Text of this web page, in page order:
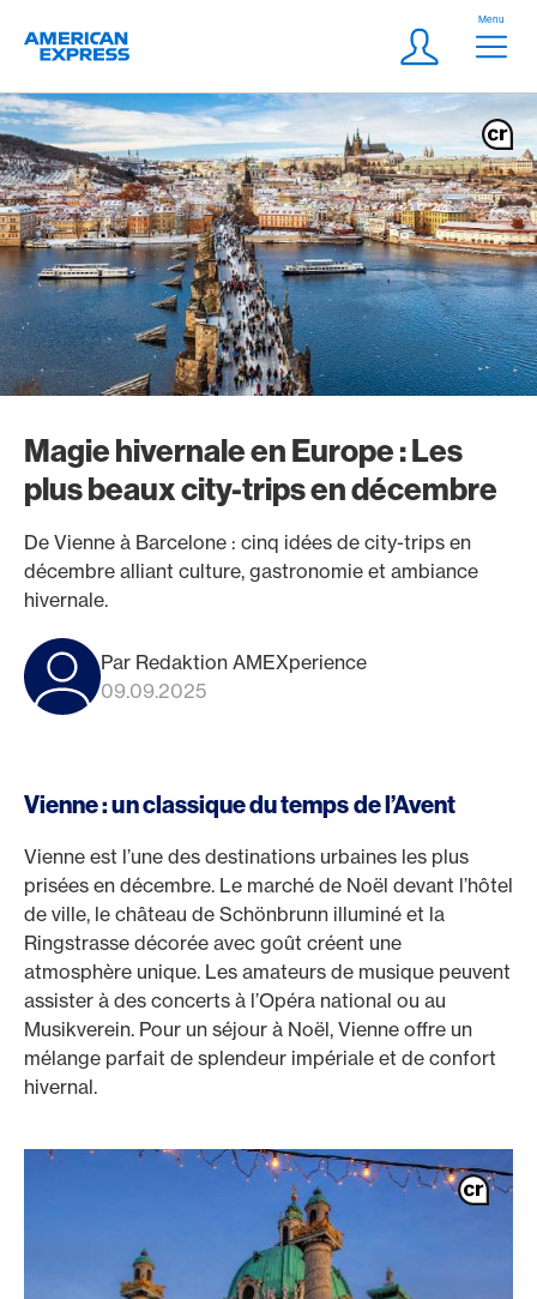
Logo
Meta
Login
Menu
Magie hivernale en Europe : Les
plus beaux city-trips en décembre
De Vienne à Barcelone : cinq idées de city-trips en
décembre alliant culture, gastronomie et ambiance
hivernale.
Par Redaktion AMEXperience
09.09.2025
Vienne : un classique du temps de l’Avent
Vienne est l’une des destinations urbaines les plus
prisées en décembre. Le marché de Noël devant l’hôtel
de ville, le château de Schönbrunn illuminé et la
Ringstrasse décorée avec goût créent une
atmosphère unique. Les amateurs de musique peuvent
assister à des concerts à l’Opéra national ou au
Musikverein. Pour un séjour à Noël, Vienne offre un
mélange parfait de splendeur impériale et de confort
hivernal.